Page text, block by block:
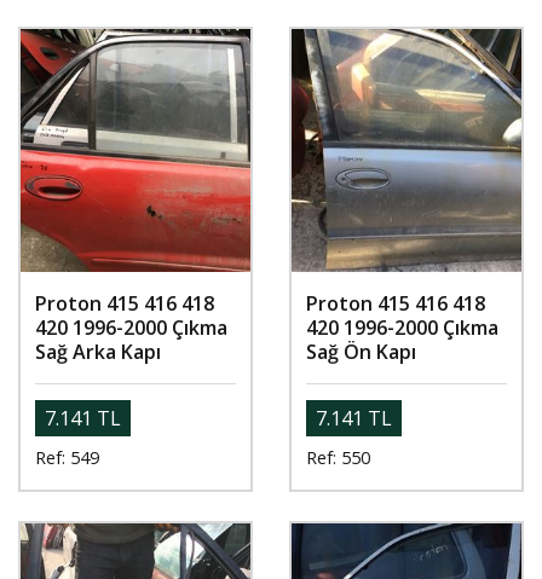
Proton 415 416 418
420 1996-2000 Çıkma
Sağ Arka Kapı
7.141 TL
Ref: 549
Proton 415 416 418
420 1996-2000 Çıkma
Sağ Ön Kapı
7.141 TL
Ref: 550